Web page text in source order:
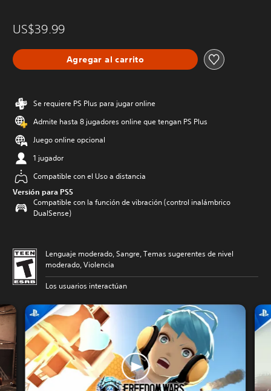
US$39.99
Agregar al carrito
Se requiere PS Plus para jugar online
Admite hasta 8 jugadores online que tengan PS Plus
Juego online opcional
1 jugador
Compatible con el Uso a distancia
Versión para PS5
Compatible con la función de vibración (control inalámbrico
DualSense)
Lenguaje moderado, Sangre, Temas sugerentes de nivel
moderado, Violencia
Los usuarios interactúan